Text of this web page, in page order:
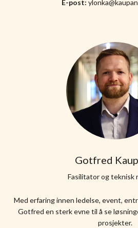
E-post:
Gotfred
Fasilitator og teknisk
Med erfaring innen ledelse, event,
Gotfred en sterk evne til å se
prosjekter.